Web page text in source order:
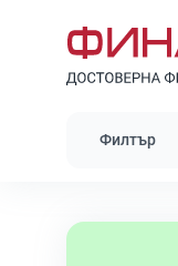
Филтър